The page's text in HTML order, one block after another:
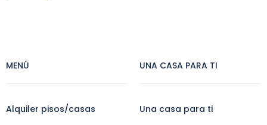
MENÚ
Alquiler pisos/casas
UNA CASA PARA TI
Una casa para ti